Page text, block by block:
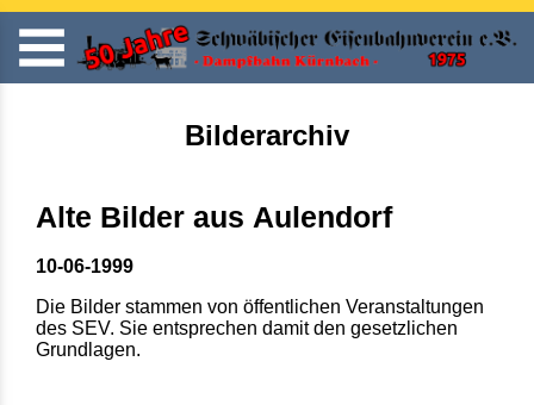
Bilderarchiv
Alte Bilder aus Aulendorf
10-06-1999
Die Bilder stammen von öffentlichen Veranstaltungen
des SEV. Sie entsprechen damit den gesetzlichen
Grundlagen.